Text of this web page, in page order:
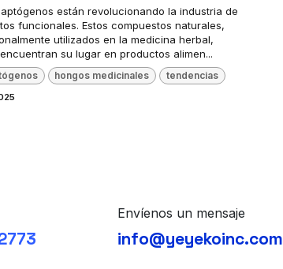
están revolucionando la industria de
funcionales. Estos compuestos naturales,
utilizados en la medicina herbal,
su lugar en productos alimen...
hongos medicinales tendencias
Envíenos un mensaje
info@yeyekoinc.com